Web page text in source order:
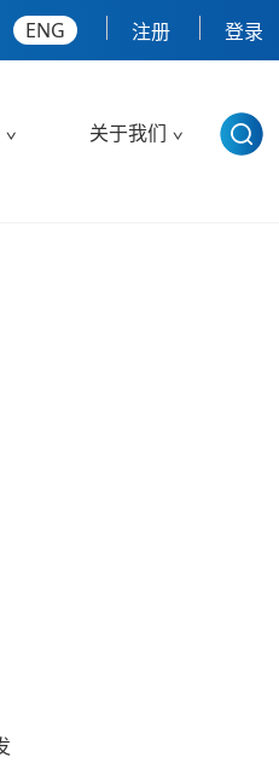
ENG 注册 登录
关于我们